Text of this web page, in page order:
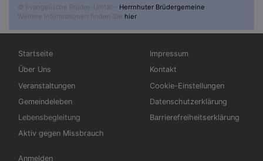
© Evangelische Brüder-Unität – Herrnhuter Brüdergemeine
Weitere Informationen finden Sie hier .
Hauptnavigation
Startseite
Über Uns
Veranstaltungen
Gemeindeleben
Lebensbegleitung
Aktiv gegen Missbrauch
Fußbereichsmenü
Impressum
Kontakt
Cookie-Einstellungen
Datenschutzerklärung
Barrierefreiheitserklärung
Benutzermenü
Anmelden